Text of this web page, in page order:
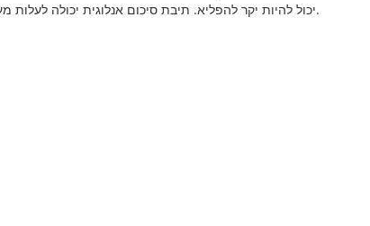
יכול להיות יקר להפליא. תיבת סיכום אנלוגית יכולה לעלות מעל אלף דולר בקצה הנמוך.